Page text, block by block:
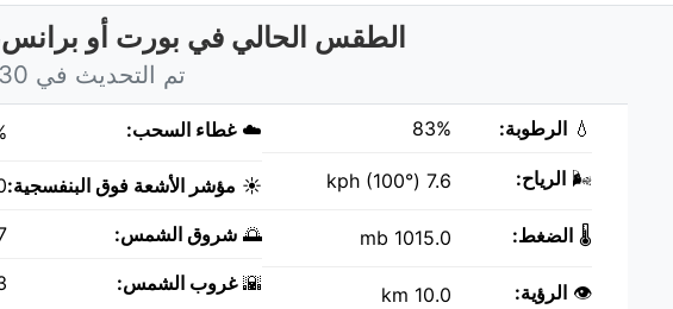
الطقس الحالي في بورت أو
تم التحديث في 6:30 اليوم
💧 الرطوبة: 83%
🌬️ الرياح: 7.6 kph (100°)
🌡️ الضغط: 1015.0 mb
👁️ الرؤية: 10.0 km
☁️غطاء السحب:
☀️ مؤشر الأشعة فوق البنفسجية:
🌅 شروق الشمس:
🌇غروب الشمس: